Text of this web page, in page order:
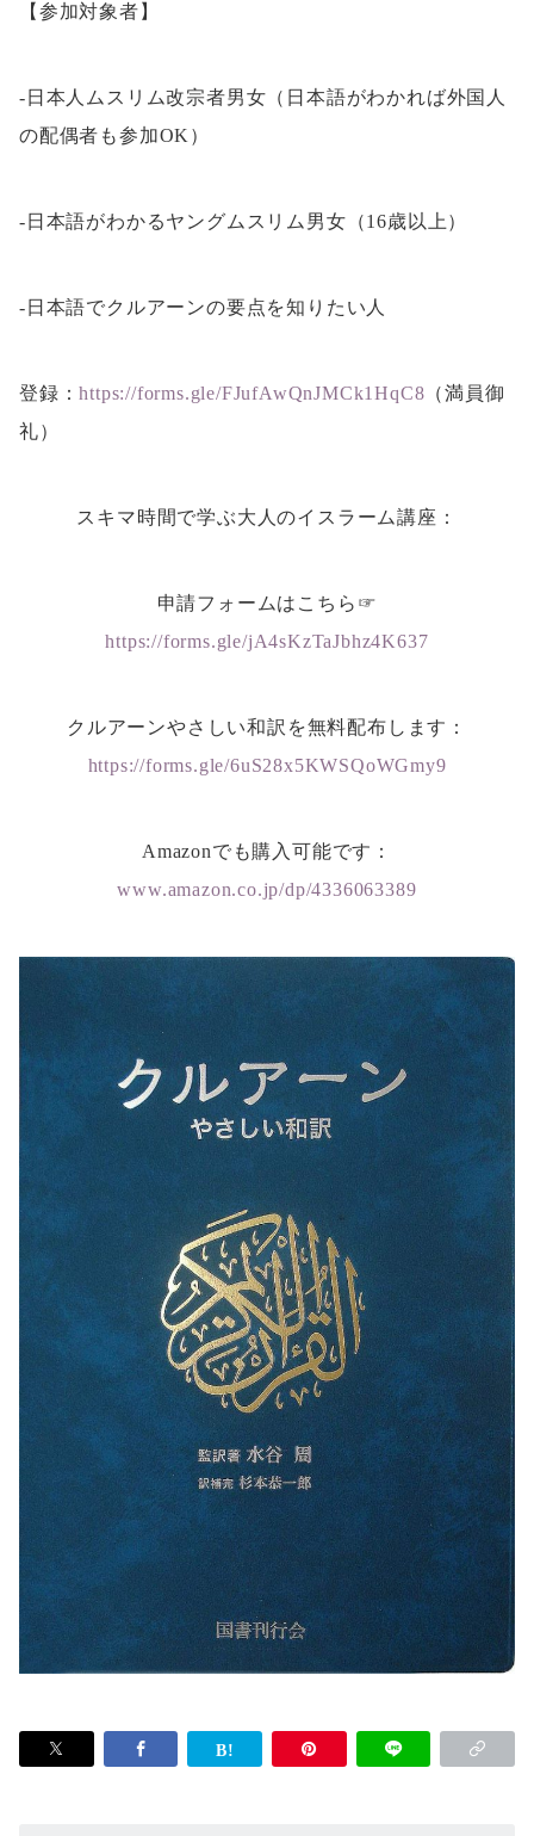
【参加対象者】
-日本人ムスリム改宗者男女（日本語がわかれば外国人
の配偶者も参加OK）
-日本語がわかるヤングムスリム男女（16歳以上）
-日本語でクルアーンの要点を知りたい人
登録：https://forms.gle/FJufAwQnJMCk1HqC8 （満員御
礼）
スキマ時間で学ぶ大人のイスラーム講座：
申請フォームはこちら☞
https://forms.gle/jA4sKzTaJbhz4K637
クルアーンやさしい和訳を無料配布します：
https://forms.gle/6uS28x5KWSQoWGmy9
Amazonでも購入可能です：
www.amazon.co.jp/dp/4336063389